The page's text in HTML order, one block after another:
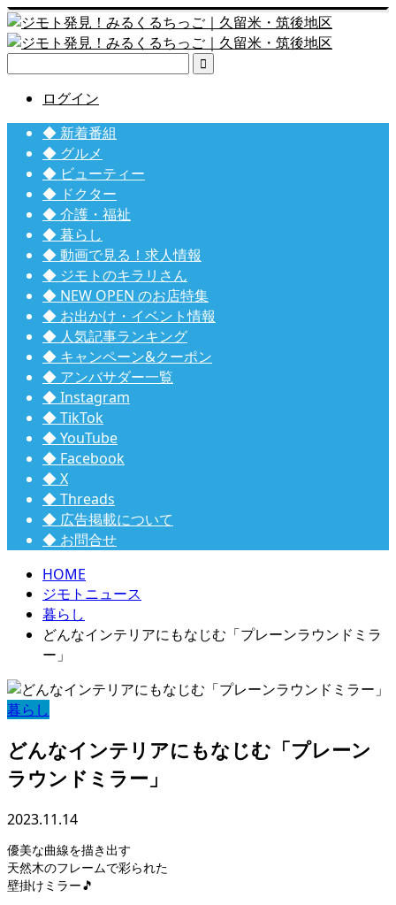

ログイン
◆ 新着番組
◆ グルメ
◆ ビューティー
◆ ドクター
◆ 介護・福祉
◆ 暮らし
◆ 動画で見る！求人情報
◆ ジモトのキラリさん
◆ NEW OPEN のお店特集
◆ お出かけ・イベント情報
◆ 人気記事ランキング
◆ キャンペーン&クーポン
◆ アンバサダー一覧
◆ Instagram
◆ TikTok
◆ YouTube
◆ Facebook
◆ X
◆ Threads
◆ 広告掲載について
◆ お問合せ
HOME
ジモトニュース
暮らし
どんなインテリアにもなじむ「プレーンラウンドミラ
ー」
暮らし
どんなインテリアにもなじむ「プレーン
ラウンドミラー」
2023.11.14
優美な曲線を描き出す
天然木のフレームで彩られた
壁掛けミラー🎵